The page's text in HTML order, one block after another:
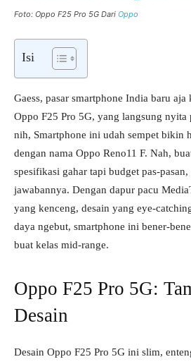
Foto: Oppo F25 Pro 5G Dari Oppo
Isi
Gaess, pasar smartphone India baru
Oppo F25 Pro 5G, yang langsung nyita
nih, Smartphone ini udah sempet bikin
dengan nama Oppo Reno11 F. Nah,
spesifikasi gahar tapi budget pas-
jawabannya. Dengan dapur pacu
yang kenceng, desain yang eye-
daya ngebut, smartphone ini bener-
buat kelas mid-range.
Oppo F25 Pro 5G:
Desain
Desain Oppo F25 Pro 5G ini slim,